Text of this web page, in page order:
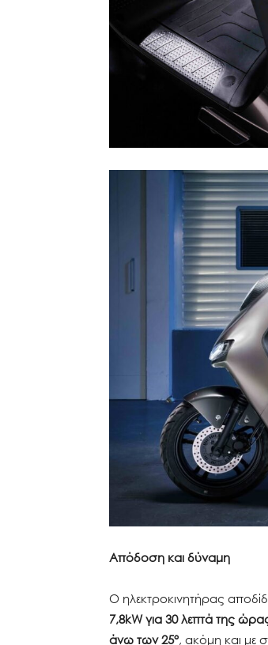
Απόδοση και δύναμη
Ο ηλεκτροκινητήρας
7,8kW για 30 λεπτά της
άνω των 25°, ακόμη και με